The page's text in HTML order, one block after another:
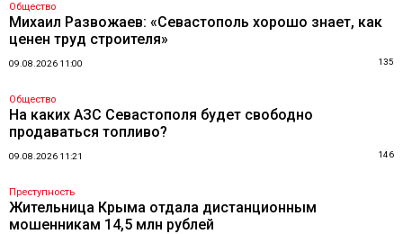
Общество
Михаил Развожаев: «Севастополь хорошо знает, как
ценен труд строителя»
09.08.2026 11:00 135
Общество
На каких АЗС Севастополя будет свободно
продаваться топливо?
09.08.2026 11:21 146
Преступность
Жительница Крыма отдала дистанционным
мошенникам 14,5 млн рублей